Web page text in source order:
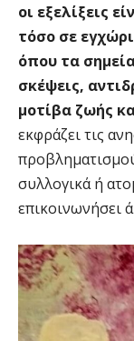
οι εξελίξεις
τόσο σε
όπου τα
σκέψεις,
μοτίβα ζωής
εκφράζει τις
συλλογικά ή
επικοινωνήσει